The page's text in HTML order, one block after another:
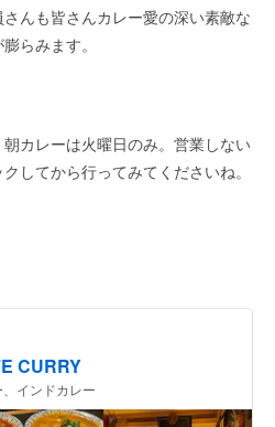
んも皆さんカレー愛の深い素敵な
らみます。​
カレーは火曜日のみ。営業しない
してから行ってみてくださいね。
CURRY
インドカレー